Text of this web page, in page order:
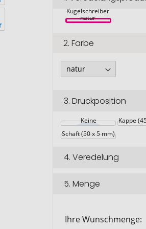
Kugelschreiber
natur
2.Farbe
3.Druckposition
Keine Kappe
Schaft (50 x 5 mm)
4.Veredelung
5.Menge
Ihre Wunschmenge: